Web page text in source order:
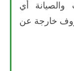
أي
خارجة عن